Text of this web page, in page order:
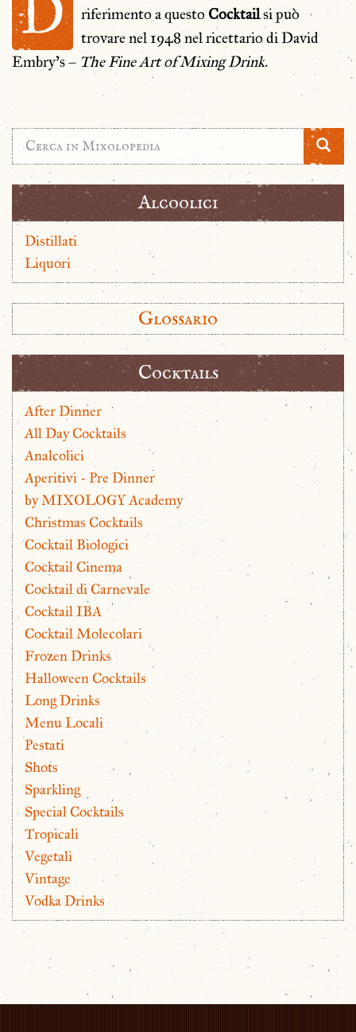
riferimento a questo Cocktailsi può
trovare nel 1948 nel ricettario di David
Embry’s – The Fine Art of Mixing Drink.
Alcoolici
Distillati
Liquori
Glossario
Cocktails
After Dinner
All Day Cocktails
Analcolici
Aperitivi - Pre Dinner
by MIXOLOGY Academy
Christmas Cocktails
Cocktail Biologici
Cocktail Cinema
Cocktail di Carnevale
Cocktail IBA
Cocktail Molecolari
Frozen Drinks
Halloween Cocktails
Long Drinks
Menu Locali
Pestati
Shots
Sparkling
Special Cocktails
Tropicali
Vegetali
Vintage
Vodka Drinks